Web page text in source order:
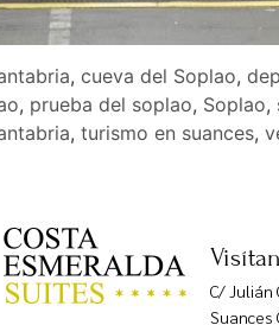
, cueva del Soplao,
, prueba del soplao, Soplao,
, turismo en suances,
C/ Julián
Suances